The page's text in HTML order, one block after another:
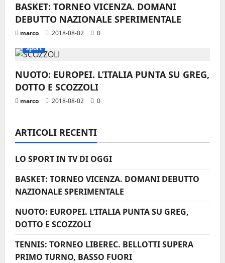
e
a
r
t
i
c
o
l
o
BASKET: TORNEO VICENZA. DOMANI
DEBUTTO NAZIONALE SPERIMENTALE
marco 2018-08-02
0
Sport
NUOTO: EUROPEI. L’ITALIA PUNTA SU GREG,
DOTTO E SCOZZOLI
marco 2018-08-02 0
ARTICOLI RECENTI
LO SPORT IN TV DI OGGI
BASKET: TORNEO VICENZA. DOMANI DEBUTTO
NAZIONALE SPERIMENTALE
NUOTO: EUROPEI. L’ITALIA PUNTA SU GREG,
DOTTO E SCOZZOLI
TENNIS: TORNEO LIBEREC. BELLOTTI SUPERA
PRIMO TURNO, BASSO FUORI